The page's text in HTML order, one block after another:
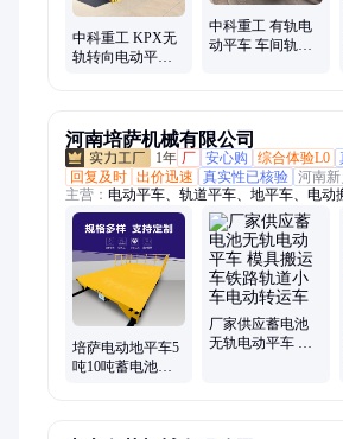
中科重工 KPX无
轨转向电动平车
中科重工 有轨电
动平车 车间轨道
河南培萨机械有限公司
1年 厂 安心购 综合体验L0
回复及时 出价迅速 真实性已核验 河南
主营： 电动平车、轨道平车、地平车、电动
车、电动转盘、平车配件、纵横移动搬运车
培萨电动地平车5
吨10吨蓄电池轨
厂家供应蓄电池
无轨电动平车 模